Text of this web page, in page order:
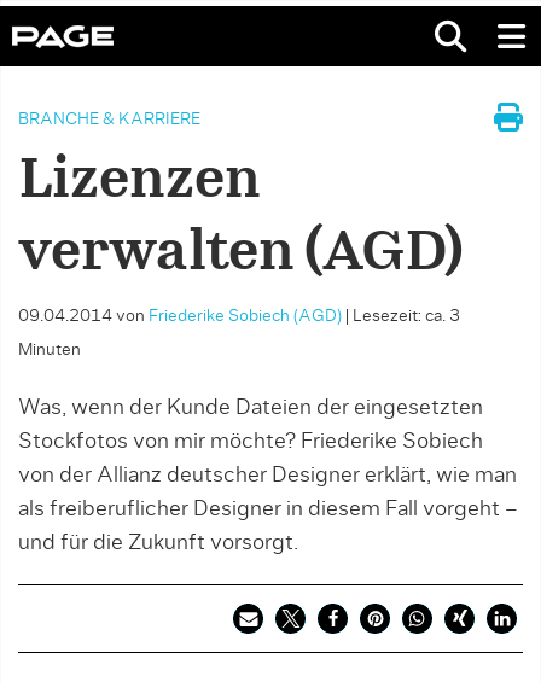
BRANCHE & KARRIERE
Lizenzen
verwalten (AGD)
09.04.2014 von Friederike Sobiech (AGD)
Lesezeit: ca. 3
Minuten
Was, wenn der Kunde Dateien der eingesetzten
Stockfotos von mir möchte? Friederike Sobiech
von der Allianz deutscher Designer erklärt, wie man
als freiberuflicher Designer in diesem Fall vorgeht –
und für die Zukunft vorsorgt.